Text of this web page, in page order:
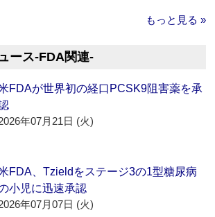
もっと見る »
ース‐FDA関連‐
FDAが世界初の経口PCSK9阻害薬を承
年07月21日 (火)
FDA、Tzieldをステージ3の1型糖尿病
小児に迅速承認
年07月07日 (火)